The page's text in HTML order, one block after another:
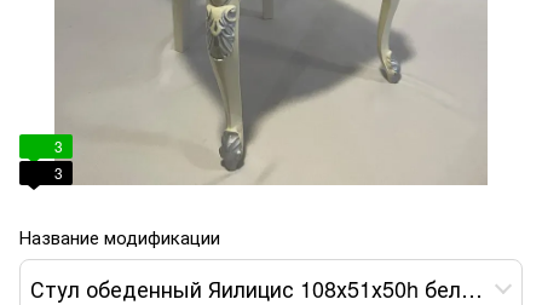
3
3
Название модификации
Стул обеденный Яилицис 108х51х50h белый var 3